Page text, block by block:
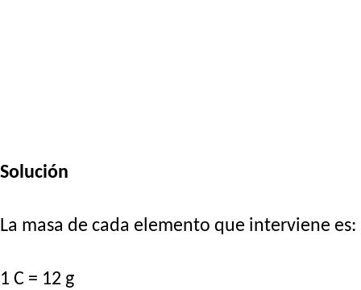
Solución
La masa de cada elemento que interviene es:
1 C = 12 g